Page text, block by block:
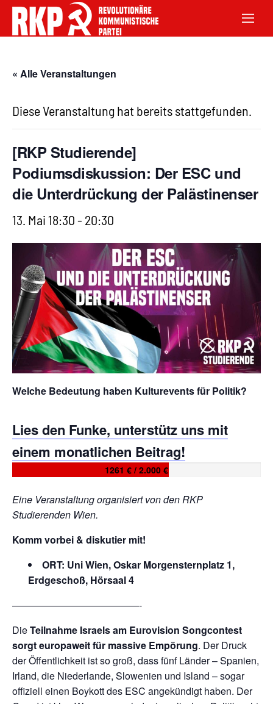
« Alle Veranstaltungen
Diese Veranstaltung hat bereits stattgefunden.
[RKP Studierende]
Podiumsdiskussion: Der ESC und
die Unterdrückung der Palästinenser
13. Mai 18:30- 20:30
Welche Bedeutung haben Kulturevents für Politik?
Lies den Funke, unterstütz uns mit
einem monatlichen Beitrag!
1261 € / 2.000 €
Eine Veranstaltung organisiert von den RKP
Studierenden Wien.
Komm vorbei & diskutier mit!
ORT: Uni Wien, Oskar Morgensternplatz 1,
Erdgeschoß, Hörsaal 4
—————————————-
DieTeilnahme Israels am Eurovision Songcontest
sorgt europaweit für massive Empörung. Der Druck
der Öffentlichkeit ist so groß, dass fünf Länder – Spanien,
Irland, die Niederlande, Slowenien und Island – sogar
offiziell einen Boykott des ESC angekündigt haben. Der